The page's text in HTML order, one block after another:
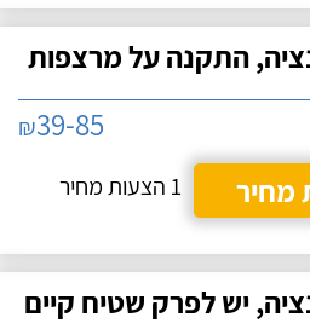
התקנה על מרצפות
₪39-85
מחיר
1 הצעות מחיר
יש לפרק שטיח קיים